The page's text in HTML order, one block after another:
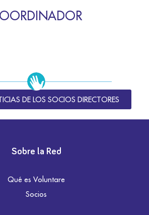
DE LOS SOCIOS DIRECTORES
Sobre la Red
Qué es Voluntare
Socios